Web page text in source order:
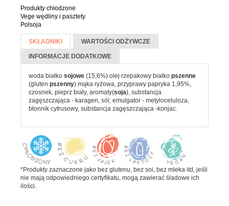
Pozostałe słodycze
Desery i jogurty
Przekąski
HERBATA, KAWA I KAKAO
Yerba Mate
Herbata
Kakao
PRODUKTY SYPKIE I MAKARONY
Produkty chłodzone
Vege wędliny i pasztety
Polsoja
Więcej informacji
SKŁADNIKI
(AKTYWNAWARTOŚCI ODŻYWCZE
INFORMACJE DODATKOWE
woda białko sojowe (15,6%) olej rzepakowy białko pszenne
(gluten pszenny) mąka ryżowa, przyprawy papryka 1,95%,
czosnek, pieprz biały, aromaty(soja), substancja
zagęszczająca - karagen, sól, emulgator - metyloceluloza,
błonnik cytrusowy, substancja zagęszczająca -konjac.
*Produkty zaznaczone jako bez glutenu, bez soi, bez mleka itd, jeśli
nie mają odpowiedniego certyfikatu, mogą zawierać śladowe ich
ilości.